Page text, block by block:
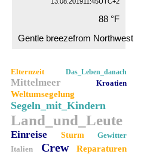
88 °F
Gentle breezefrom Northwest
Elternzeit Das_Leben_danach
Mittelmeer Kroatien
Weltumsegelung
Segeln_mit_Kindern
Land_und_Leute
Einreise Sturm
Gewitter
Italien
Crew
Reparaturen